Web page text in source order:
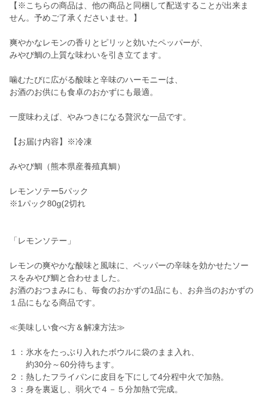
【※こちらの商品は、他の商品と同梱して配送することが出来ま
せん。予めご了承くださいませ。】
爽やかなレモンの香りとピリッと効いたペッパーが、
みやび鯛の上質な味わいを引き立てます。
噛むたびに広がる酸味と辛味のハーモニーは、
お酒のお供にも食卓のおかずにも最適。
一度味わえば、やみつきになる贅沢な一品です。
【お届け内容】※冷凍
みやび鯛（熊本県産養殖真鯛）
レモンソテー5パック
※1パック80g(2切れ
「レモンソテー」
レモンの爽やかな酸味と風味に、ペッパーの辛味を効かせたソー
スをみやび鯛と合わせました。
お酒のおつまみにも、毎食のおかずの1品にも、お弁当のおかずの
１品にもなる商品です。
≪美味しい食べ方＆解凍方法≫
１：氷水をたっぶり入れたボウルに袋のまま入れ、
約30分～60分待ちます。
２：熱したフライパンに皮目を下にして4分程中火で加熱。
３：身を裏返し、弱火で４－５分加熱で完成。